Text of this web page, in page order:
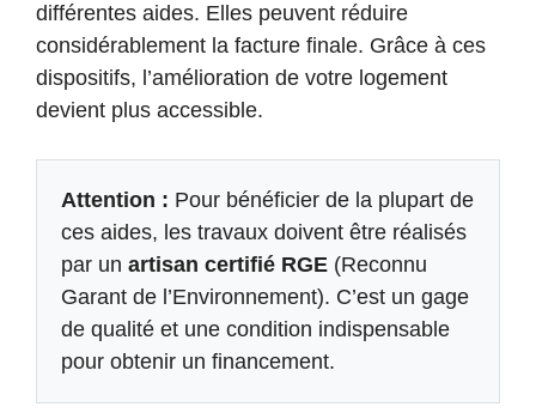
différentes aides. Elles peuvent réduire
considérablement la facture finale. Grâce à ces
dispositifs, l’amélioration de votre logement
devient plus accessible.
Attention : Pour bénéficier de la plupart de
ces aides, les travaux doivent être réalisés
par un artisan certifié RGE (Reconnu
Garant de l’Environnement). C’est un gage
de qualité et une condition indispensable
pour obtenir un financement.